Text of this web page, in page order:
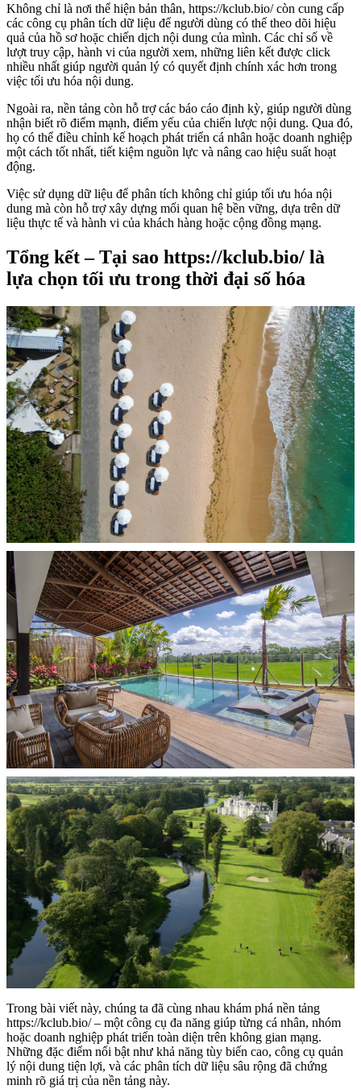
Không chỉ là nơi thể hiện bản thân, https://kclub.bio/ còn cung cấp
các công cụ phân tích dữ liệu để người dùng có thể theo dõi hiệu
quả của hồ sơ hoặc chiến dịch nội dung của mình. Các chỉ số về
lượt truy cập, hành vi của người xem, những liên kết được click
nhiều nhất giúp người quản lý có quyết định chính xác hơn trong
việc tối ưu hóa nội dung.
Ngoài ra, nền tảng còn hỗ trợ các báo cáo định kỳ, giúp người dùng
nhận biết rõ điểm mạnh, điểm yếu của chiến lược nội dung. Qua đó,
họ có thể điều chỉnh kế hoạch phát triển cá nhân hoặc doanh nghiệp
một cách tốt nhất, tiết kiệm nguồn lực và nâng cao hiệu suất hoạt
động.
Việc sử dụng dữ liệu để phân tích không chỉ giúp tối ưu hóa nội
dung mà còn hỗ trợ xây dựng mối quan hệ bền vững, dựa trên dữ
liệu thực tế và hành vi của khách hàng hoặc cộng đồng mạng.
Tổng kết – Tại sao https://kclub.bio/ là
lựa chọn tối ưu trong thời đại số hóa
Trong bài viết này, chúng ta đã cùng nhau khám phá nền tảng
https://kclub.bio/ – một công cụ đa năng giúp từng cá nhân, nhóm
hoặc doanh nghiệp phát triển toàn diện trên không gian mạng.
Những đặc điểm nổi bật như khả năng tùy biến cao, công cụ quản
lý nội dung tiện lợi, và các phân tích dữ liệu sâu rộng đã chứng
minh rõ giá trị của nền tảng này.